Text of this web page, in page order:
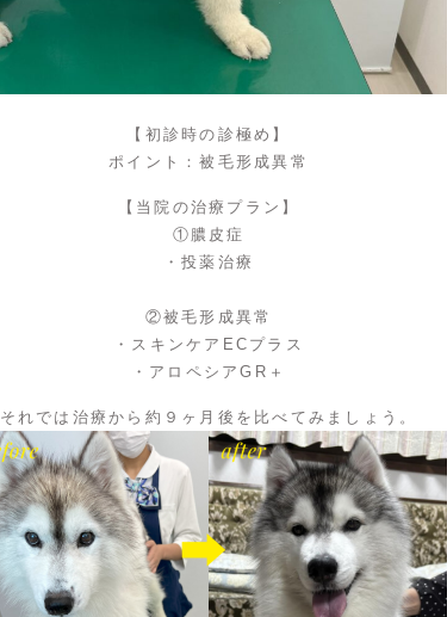
【初診時の診極め】
ポイント：被毛形成異常
【当院の治療プラン】
①膿皮症
・投薬治療
②被毛形成異常
・スキンケアECプラス
・アロペシアGR＋
それでは治療から約９ヶ月後を比べてみましょう。